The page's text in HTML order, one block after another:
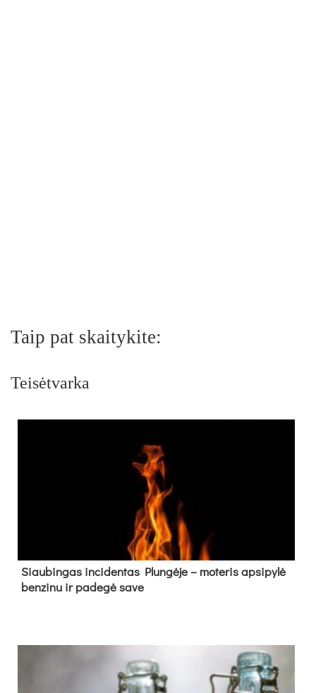
Taip pat skaitykite:
Teisėtvarka
Siau­bin­gas in­ci­den­tas Plun­gė­je – mo­te­ris ap­si­py­lė
ben­zi­nu ir pa­de­gė sa­ve